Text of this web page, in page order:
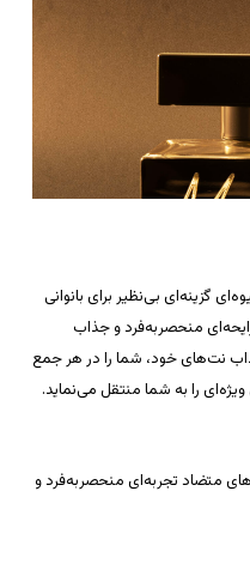
گزینه‌ای بی‌نظیر برای بانوانی
منحصربه‌فرد و جذاب
نت‌های خود، شما را در هر جمع
را به شما منتقل می‌نماید.
متضاد تجربه‌ای منحصربه‌فرد و